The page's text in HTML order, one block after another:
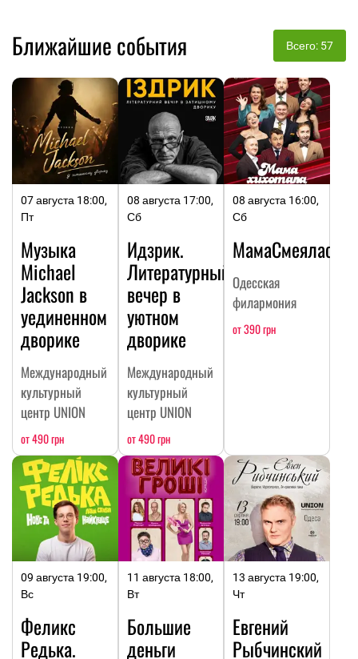
Ближайшие события Всего: 57
07 августа 18:00,
Пт
Музыка
Michael
Jackson в
уединенном
дворике
Международный
культурный
центр UNION
от 490 грн
08 августа 17:00,
Сб
Идзрик.
Литературный
вечер в
уютном
дворике
Международный
культурный
центр UNION
от 490 грн
08 августа 16:00,
Сб
МамаСмеялась
Одесская
филармония
от 390 грн
09 августа 19:00,
Вс
Феликс
Редька.
11 августа 18:00,
Вт
Большие
деньги
13 августа 19:00,
Чт
Евгений
Рыбчинский